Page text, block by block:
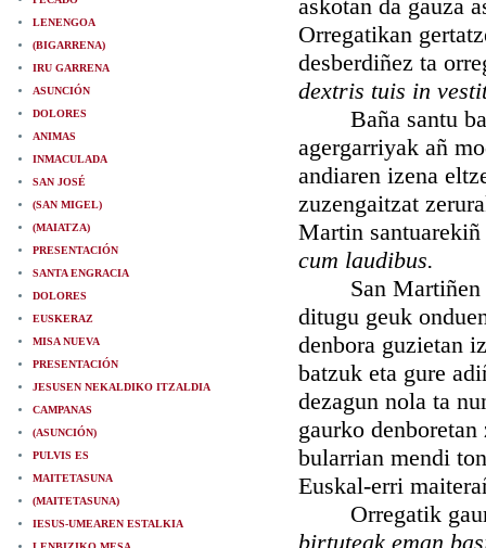
LENENGOA
(BIGARRENA)
IRU GARRENA
ASUNCIÓN
DOLORES
ANIMAS
INMACULADA
SAN JOSÉ
(SAN MIGEL)
(MAIATZA)
PRESENTACIÓN
SANTA ENGRACIA
DOLORES
EUSKERAZ
MISA NUEVA
PRESENTACIÓN
JESUSEN NEKALDIKO ITZALDIA
CAMPANAS
(ASUNCIÓN)
PULVIS ES
MAITETASUNA
(MAITETASUNA)
IESUS-UMEAREN ESTALKIA
askotan da gauza
Orregatikan
desberdiñez ta
dextris tuis in
Baña santu
agergarriyak añ
andiaren izena
zuzengaitzat
Martin
cum laudibus.
San Martiñen
ditugu geuk
denbora guzietan
batzuk eta gure
dezagun nola ta
gaurko
bularrian mendi
Euskal-erri
Orregatik
birtuteak eman